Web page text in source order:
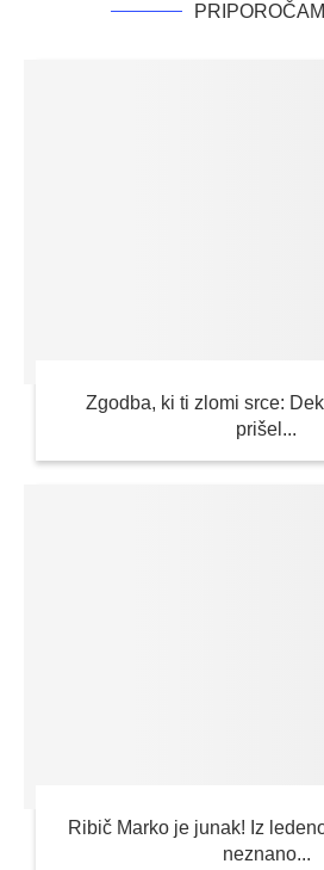
Zgodba, ki ti zlomi srce:
prišel...
Ribič Marko je junak! Iz
neznano...